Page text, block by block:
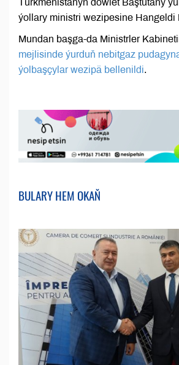
ýollary ministri wezipesine Hangeldi
Mundan başga-da Ministrler
mejlisinde ýurduň nebitgaz
ýolbaşçylar wezipä bellenildi.
BULARY HEM OKAŇ